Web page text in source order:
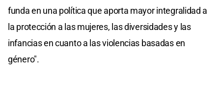
funda en una política que aporta mayor integralidad a
la protección a las mujeres, las diversidades y las
infancias en cuanto a las violencias basadas en
género".